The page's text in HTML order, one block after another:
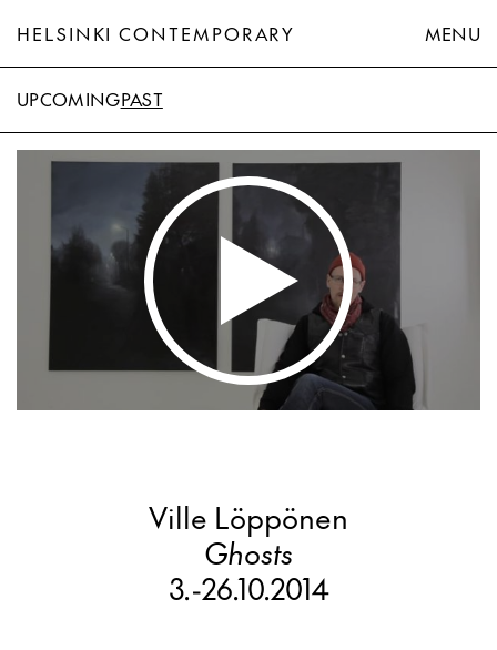
HELSINKI CONTEMPORARY MENU
UPCOMINGPAST
Ville Löppönen
Ghosts
3.-26.10.2014